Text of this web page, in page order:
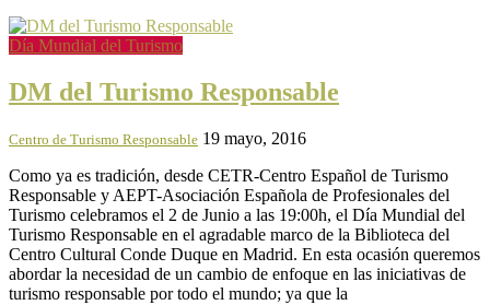
Día Mundial del Turismo
DM del Turismo Responsable
Centro de Turismo Responsable 19 mayo, 2016
Como ya es tradición, desde CETR-Centro Español de Turismo
Responsable y AEPT-Asociación Española de Profesionales del
Turismo celebramos el 2 de Junio a las 19:00h, el Día Mundial del
Turismo Responsable en el agradable marco de la Biblioteca del
Centro Cultural Conde Duque en Madrid. En esta ocasión queremos
abordar la necesidad de un cambio de enfoque en las iniciativas de
turismo responsable por todo el mundo; ya que la